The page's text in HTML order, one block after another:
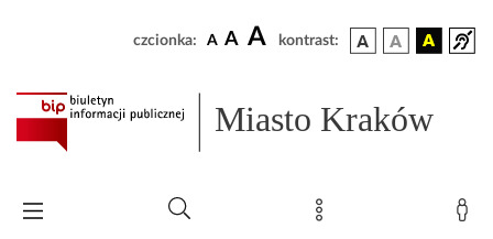
czcionka: A A A kontrast:
Miasto Kraków